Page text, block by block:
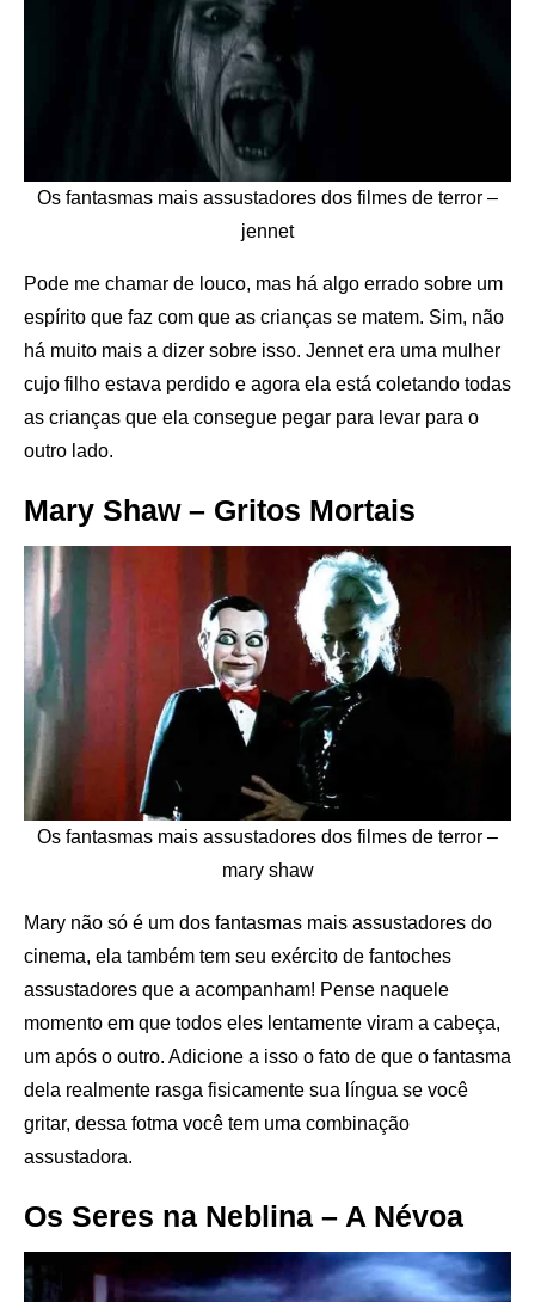
Os fantasmas mais assustadores dos filmes de terror –
jennet
Pode me chamar de louco, mas há algo errado sobre um
espírito que faz com que as crianças se matem. Sim, não
há muito mais a dizer sobre isso. Jennet era uma mulher
cujo filho estava perdido e agora ela está coletando todas
as crianças que ela consegue pegar para levar para o
outro lado.
Mary Shaw – Gritos Mortais
Os fantasmas mais assustadores dos filmes de terror –
mary shaw
Mary não só é um dos fantasmas mais assustadores do
cinema, ela também tem seu exército de fantoches
assustadores que a acompanham! Pense naquele
momento em que todos eles lentamente viram a cabeça,
um após o outro. Adicione a isso o fato de que o fantasma
dela realmente rasga fisicamente sua língua se você
gritar, dessa fotma você tem uma combinação
assustadora.
Os Seres na Neblina – A Névoa